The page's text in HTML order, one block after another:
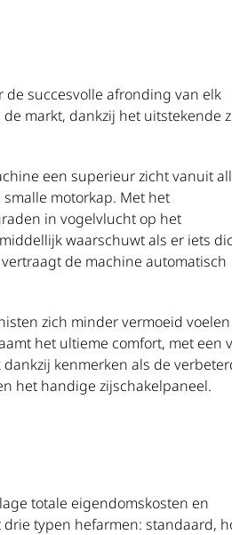
de succesvolle afronding van elk
markt, dankzij het uitstekende
een superieur zicht vanuit
motorkap. Met het
in vogelvlucht op het
waarschuwt als er iets
de machine automatisch
zich minder vermoeid
het ultieme comfort, met een
kenmerken als de
het handige zijschakelpaneel.
totale eigendomskosten en
typen hefarmen: standaard,